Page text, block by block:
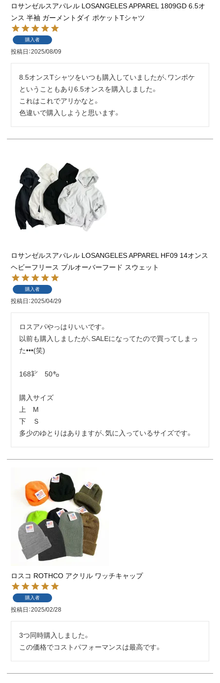
ロサンゼルスアパレル LOSANGELES APPAREL 1809GD 6.5オ
ンス 半袖 ガーメントダイ ポケットTシャツ
購入者
投稿日 2025/08/09
8.5オンスTシャツをいつも購入していましたが、ワンポケ
ということもあり6.5オンスを購入しました。
これはこれでアリかなと。
色違いで購入しようと思います。
ロサンゼルスアパレル LOSANGELES APPAREL HF09 14オンス
ヘビーフリース プルオーバーフード スウェット
購入者
投稿日 2025/04/29
ロスアパやっはりいいです。
以前も購入しましたが、SALEになってたので買ってしまっ
た•••(笑)
168㌢　50㌔
購入サイズ
上　М
下　Ｓ
多少のゆとりはありますが、気に入っているサイズです。
ロスコ ROTHCO アクリル ワッチキャップ
購入者
投稿日 2025/02/28
3つ同時購入しました。